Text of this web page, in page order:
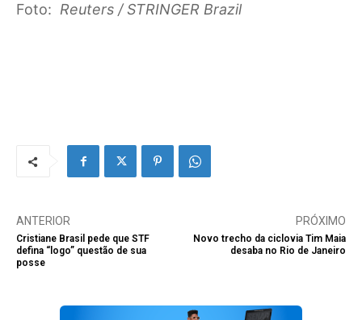
Foto: Reuters / STRINGER Brazil
ANTERIOR
Cristiane Brasil pede que STF
defina “logo” questão de sua
posse
PRÓXIMO
Novo trecho da ciclovia Tim Maia
desaba no Rio de Janeiro